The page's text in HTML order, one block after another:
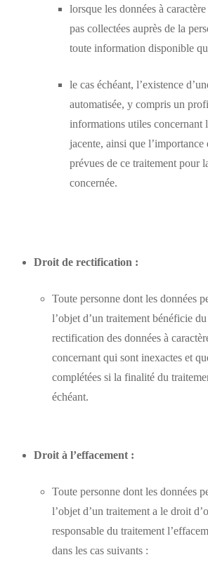
lorsque les données à
pas collectées auprès de la
toute information disponible
le cas échéant, l’existence
automatisée, y compris un
informations utiles concernant
jacente, ainsi que l’importance
prévues de ce traitement pour
concernée.
Droit de rectification :
Toute personne dont les données
l’objet d’un traitement bénéficie
rectification des données à
concernant qui sont inexactes et
complétées si la finalité du
échéant.
Droit à l’effacement :
Toute personne dont les données
l’objet d’un traitement a le droit
responsable du traitement
dans les cas suivants :